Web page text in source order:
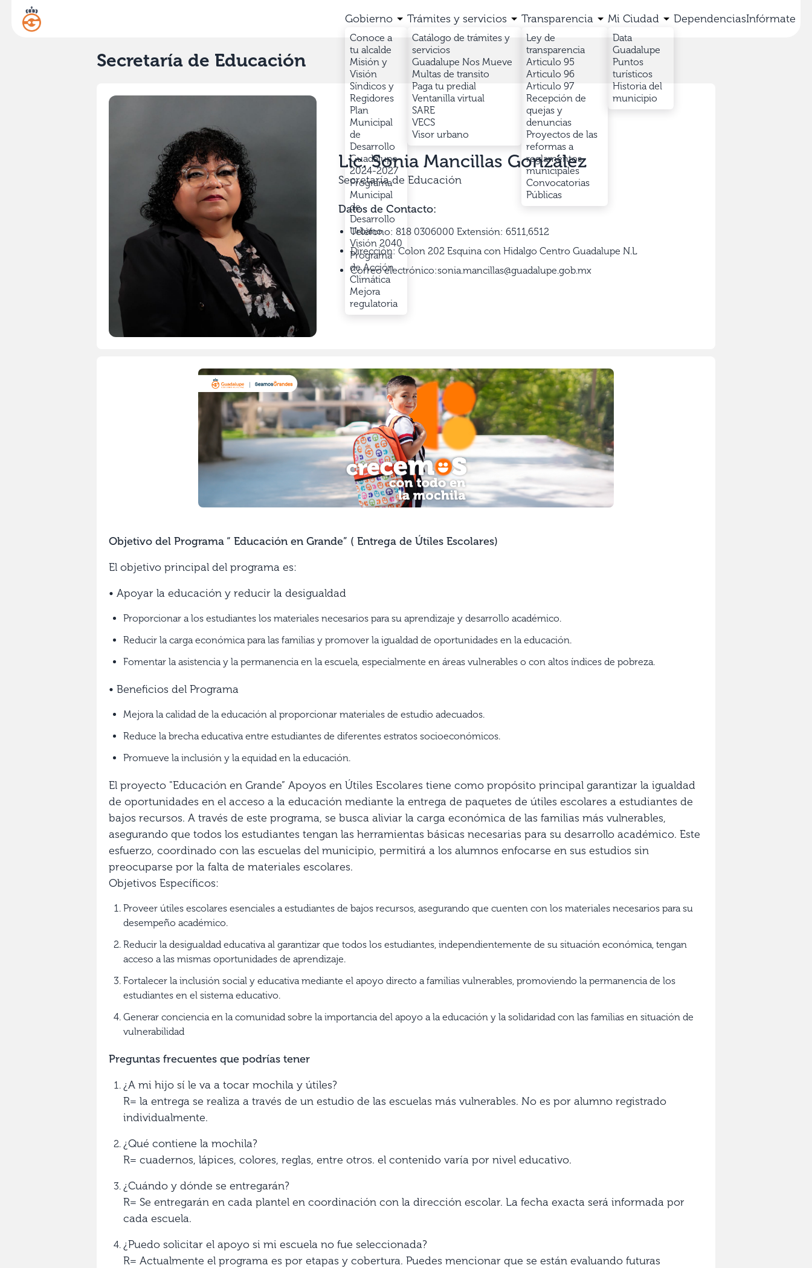
Gobierno
Conoce a
tu alcalde
Misión y
Visión
Síndicos y
Regidores
Plan
Municipal
de
Desarrollo
Guadalupe
2024-2027
Programa
Municipal
de
Desarrollo
Urbano
Visión 2040
Programa
de Acción
Climática
Mejora
regulatoria
Trámites y servicios
Catálogo de trámites y
servicios
Guadalupe Nos Mueve
Multas de transito
Paga tu predial
Ventanilla virtual
SARE
VECS
Visor urbano
Transparencia
Ley de
transparencia
Articulo 95
Articulo 96
Articulo 97
Recepción de
quejas y
denuncias
Proyectos de las
reformas a
reglamentos
municipales
Convocatorias
Públicas
Mi Ciudad
Data
Guadalupe
Puntos
turísticos
Historia del
municipio
DependenciasInfórmate
Secretaría de Educación
Lic. Sonia Mancillas González
Secretaría de Educación
Datos de Contacto:
Teléfono: 818 0306000 Extensión: 6511,6512
Dirección: Colon 202 Esquina con Hidalgo Centro Guadalupe N.L
Correo electrónico:sonia.mancillas@guadalupe.gob.mx
Objetivo del Programa “ Educación en Grande” ( Entrega de Útiles Escolares)
El objetivo principal del programa es:
• Apoyar la educación y reducir la desigualdad
Proporcionar a los estudiantes los materiales necesarios para su aprendizaje y desarrollo académico.
Reducir la carga económica para las familias y promover la igualdad de oportunidades en la educación.
Fomentar la asistencia y la permanencia en la escuela, especialmente en áreas vulnerables o con altos índices de pobreza.
• Beneficios del Programa
Mejora la calidad de la educación al proporcionar materiales de estudio adecuados.
Reduce la brecha educativa entre estudiantes de diferentes estratos socioeconómicos.
Promueve la inclusión y la equidad en la educación.
El proyecto "Educación en Grande” Apoyos en Útiles Escolares tiene como propósito principal garantizar la igualdad
de oportunidades en el acceso a la educación mediante la entrega de paquetes de útiles escolares a estudiantes de
bajos recursos. A través de este programa, se busca aliviar la carga económica de las familias más vulnerables,
asegurando que todos los estudiantes tengan las herramientas básicas necesarias para su desarrollo académico. Este
esfuerzo, coordinado con las escuelas del municipio, permitirá a los alumnos enfocarse en sus estudios sin
preocuparse por la falta de materiales escolares.
Objetivos Específicos:
Proveer útiles escolares esenciales a estudiantes de bajos recursos, asegurando que cuenten con los materiales necesarios para su
desempeño académico.
Reducir la desigualdad educativa al garantizar que todos los estudiantes, independientemente de su situación económica, tengan
acceso a las mismas oportunidades de aprendizaje.
Fortalecer la inclusión social y educativa mediante el apoyo directo a familias vulnerables, promoviendo la permanencia de los
estudiantes en el sistema educativo.
Generar conciencia en la comunidad sobre la importancia del apoyo a la educación y la solidaridad con las familias en situación de
vulnerabilidad
Preguntas frecuentes que podrías tener
¿A mi hijo sí le va a tocar mochila y útiles?
R= la entrega se realiza a través de un estudio de las escuelas más vulnerables. No es por alumno registrado
individualmente.
¿Qué contiene la mochila?
R= cuadernos, lápices, colores, reglas, entre otros. el contenido varía por nivel educativo.
¿Cuándo y dónde se entregarán?
R= Se entregarán en cada plantel en coordinación con la dirección escolar. La fecha exacta será informada por
cada escuela.
¿Puedo solicitar el apoyo si mi escuela no fue seleccionada?
R= Actualmente el programa es por etapas y cobertura. Puedes mencionar que se están evaluando futuras